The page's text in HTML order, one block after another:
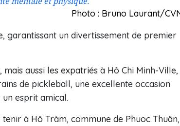
Photo : Bruno Laurant/
garantissant un divertissement de premier
aussi les expatriés à Hô Chi Minh-Ville,
de pickleball, une excellente occasion
esprit amical.
à Hô Tràm, commune de Phuoc Thuân,